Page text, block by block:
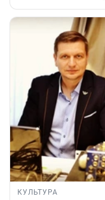
КУЛЬТУРА